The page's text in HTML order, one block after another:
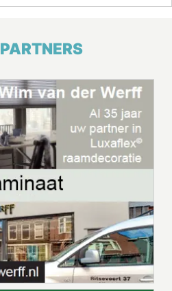
PARTNERS